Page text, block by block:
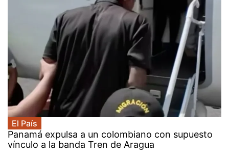
El País
Panamá expulsa a un colombiano con supuesto
vínculo a la banda Tren de Aragua